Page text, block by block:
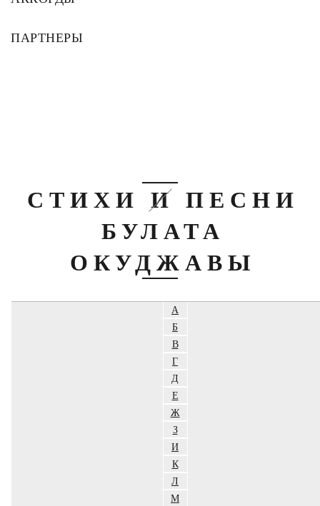
ПАРТНЕРЫ
СТИХИ И ПЕСНИ
БУЛАТА
ОКУДЖАВЫ
А
Б
В
Г
Д
Е
Ж
З
И
К
Л
М